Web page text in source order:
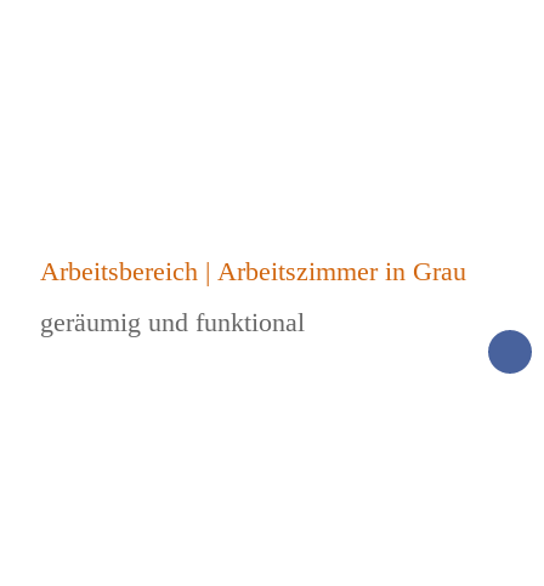
Arbeitsbereich | Arbeitszimmer in Grau
geräumig und funktional